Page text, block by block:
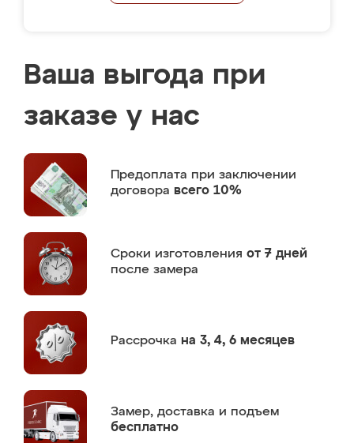
Ваша выгода при
заказе у нас
Предоплата при заключении
договора всего 10%
Сроки изготовления от 7 дней
после замера
Рассрочка на 3, 4, 6 месяцев
Замер, доставка и подъем
бесплатно